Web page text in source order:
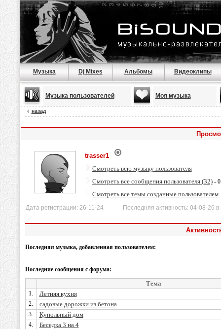
Музыка Dj Mixes Альбомы Видеоклипы
Музыка пользователей Моя музыка
назад
trasser1
Смотреть всю музыку пользователя
Смотреть все сообщения пользователя (32)-
Смотреть все темы созданные пользователем
Дата регистрации: 26-11-24 Последняя активность: 04-08-26 в
Последняя музыка, добавленная пользователем:
Последние сообщения с форума:
Тема
1. Летняя кухня
2. садовые дорожки из бетона
3. Купольный дом
4. Беседка 3 на 4